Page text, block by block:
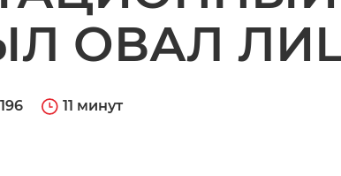
ОВАЛ
196 11 минут